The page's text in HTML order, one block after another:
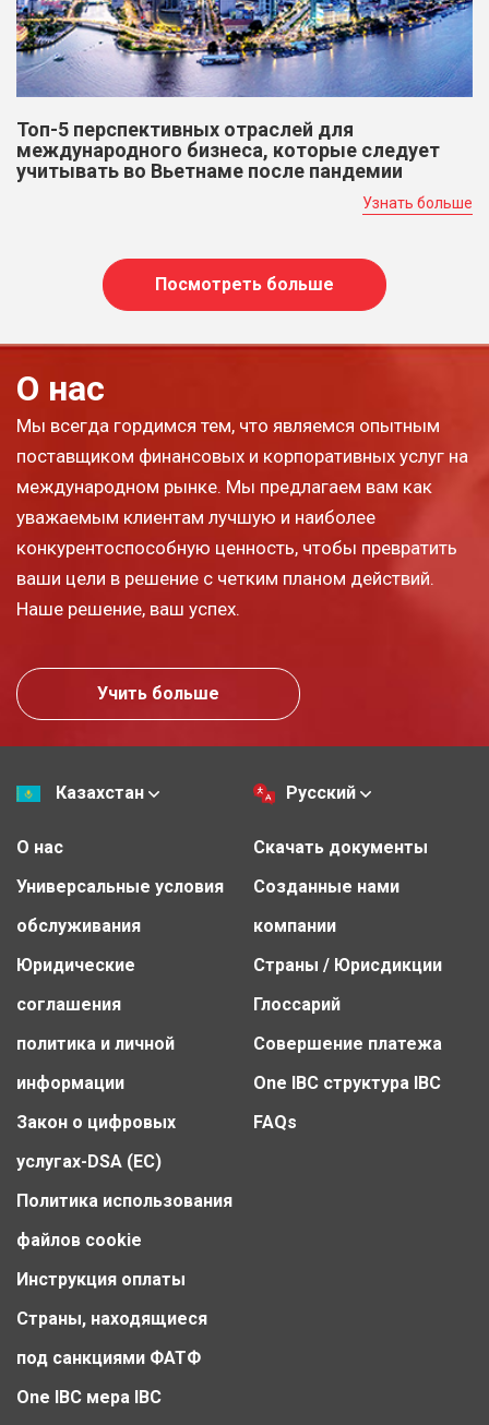
Топ-5 перспективных отраслей для
международного бизнеса, которые следует
учитывать во Вьетнаме после пандемии
Узнать больше
Посмотреть больше
О нас
Мы всегда гордимся тем, что являемся опытным
поставщиком финансовых и корпоративных услуг на
международном рынке. Мы предлагаем вам как
уважаемым клиентам лучшую и наиболее
конкурентоспособную ценность, чтобы превратить
ваши цели в решение с четким планом действий.
Наше решение, ваш успех.
Учить больше
Казахстан Русский
О нас
Универсальные условия
обслуживания
Юридические
соглашения
политика и личной
информации
Закон о цифровых
услугах-DSA (ЕС)
Политика использования
файлов cookie
Инструкция оплаты
Страны, находящиеся
под санкциями ФАТФ
One IBC мера IBC
Скачать документы
Созданные нами
компании
Страны / Юрисдикции
Глоссарий
Совершение платежа
One IBC структура IBC
FAQs